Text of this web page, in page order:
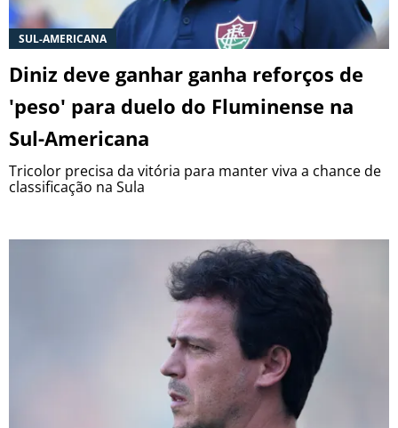
SUL-AMERICANA
Diniz deve ganhar ganha reforços de
'peso' para duelo do Fluminense na
Sul-Americana
Tricolor precisa da vitória para manter viva a chance de
classificação na Sula